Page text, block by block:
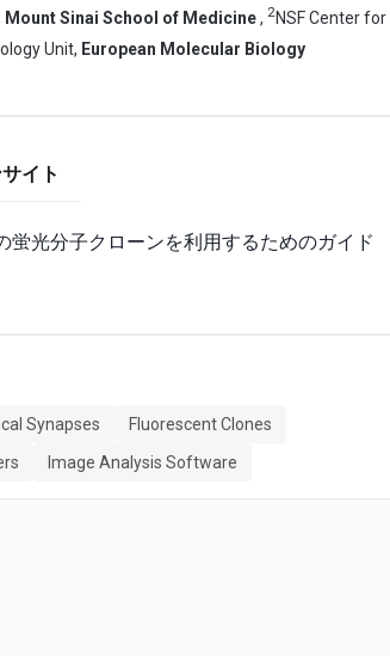
Mount Sinai School of Medicine, 2NSF Center for
Unit, European Molecular Biology
イト
光分子クローンを利用するためのガイド
Synapses
Fluorescent Clones
Image Analysis Software